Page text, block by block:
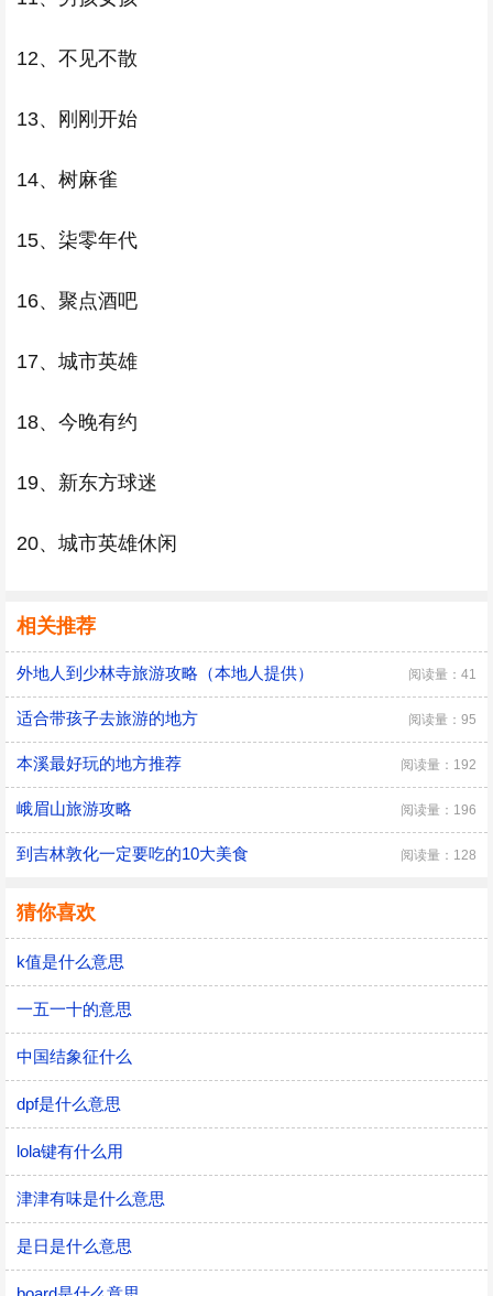
12、不见不散
13、刚刚开始
14、树麻雀
15、柒零年代
16、聚点酒吧
17、城市英雄
18、今晚有约
19、新东方球迷
20、城市英雄休闲
相关推荐
外地人到少林寺旅游攻略（本地人提供） 阅读量：41
适合带孩子去旅游的地方 阅读量：95
本溪最好玩的地方推荐 阅读量：192
峨眉山旅游攻略 阅读量：196
到吉林敦化一定要吃的10大美食 阅读量：128
猜你喜欢
k值是什么意思
一五一十的意思
中国结象征什么
dpf是什么意思
lola键有什么用
津津有味是什么意思
是日是什么意思